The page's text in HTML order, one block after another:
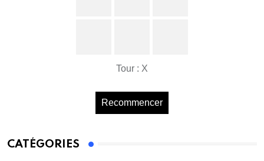
Tour : X
Recommencer
CATÉGORIES